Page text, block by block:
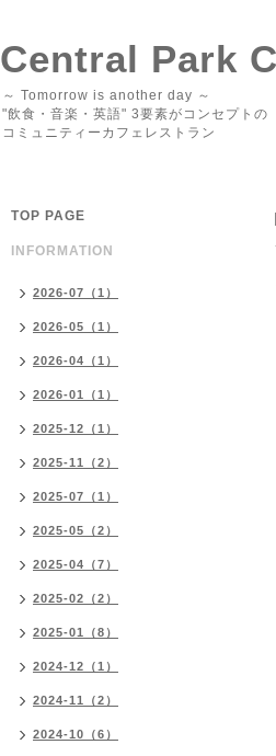
Central Park
～ Tomorrow is another day ～
"飲食・音楽・英語" 3要素がコンセプトの
コミュニティーカフェレストラン
TOP PAGE
INFORMATION
2026-07（1）
2026-05（1）
2026-04（1）
2026-01（1）
2025-12（1）
2025-11（2）
2025-07（1）
2025-05（2）
2025-04（7）
2025-02（2）
2025-01（8）
2024-12（1）
2024-11（2）
2024-10（6）